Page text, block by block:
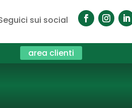
sui social
area clienti